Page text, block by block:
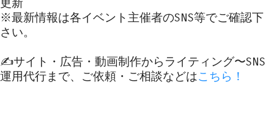
更新
※最新情報は各イベント主催者のSNS等でご確認下
さい。
✍️サイト・広告・動画制作からライティング〜SNS
運用代行まで、ご依頼・ご相談などはこちら！